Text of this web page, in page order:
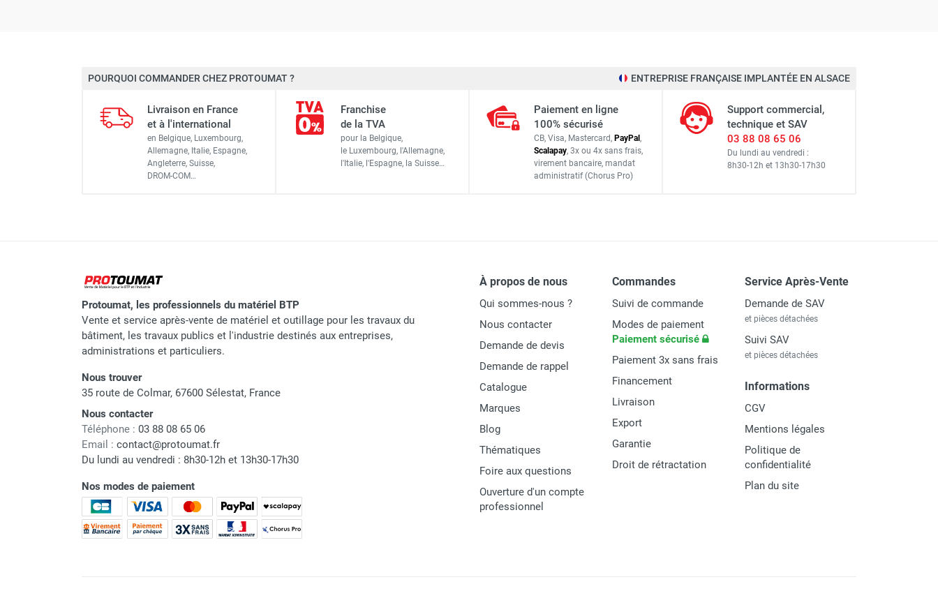
POURQUOI COMMANDER CHEZ PROTOUMAT ? ENTREPRISE FRANÇAISE IMPLANTÉE EN ALSACE
Livraison en France
et à l'international
en Belgique, Luxembourg,
Allemagne, Italie, Espagne,
Angleterre, Suisse,
DROM-COM…
Franchise
de la TVA
pour la Belgique,
le Luxembourg, l'Allemagne,
l'Italie, l'Espagne, la Suisse…
Paiement en ligne
100% sécurisé
CB, Visa, Mastercard, PayPal,
Scalapay, 3x ou 4x sans frais,
virement bancaire, mandat
administratif (Chorus Pro)
Support commercial,
technique et SAV
03 88 08 65 06
Du lundi au vendredi :
8h30-12h et 13h30-17h30
Protoumat, les professionnels du matériel BTP
Vente et service après-vente de matériel et outillage pour les travaux du
bâtiment, les travaux publics et l'industrie destinés aux entreprises,
administrations et particuliers.
Nous trouver
35 route de Colmar, 67600 Sélestat, France
Nous contacter
Téléphone : 03 88 08 65 06
Email : contact@protoumat.fr
Du lundi au vendredi : 8h30-12h et 13h30-17h30
Nos modes de paiement
À propos de nous
Qui sommes-nous ?
Nous contacter
Demande de devis
Demande de rappel
Catalogue
Marques
Blog
Thématiques
Foire aux questions
Ouverture d'un compte
professionnel
Commandes
Suivi de commande
Modes de paiement
Paiement sécurisé
Paiement 3x sans frais
Financement
Livraison
Export
Garantie
Droit de rétractation
Service Après-Vente
Demande de SAV
et pièces détachées
Suivi SAV
et pièces détachées
Informations
CGV
Mentions légales
Politique de
confidentialité
Plan du site